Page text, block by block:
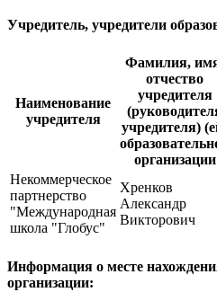
Учредитель, учредители
Наименование
учредителя
Фамилия,
отчество
учредителя
учредителя)
организации
Некоммерческое
партнерство
"Международная
школа "Глобус"
Хренков
Александр
Викторович
Информация о месте
организации: